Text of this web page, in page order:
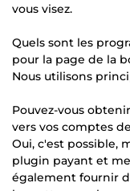
vous visez.
Quels sont les
pour la page de la
Nous utilisons
Pouvez-vous
vers vos comptes
Oui, c'est possible,
plugin payant et
également fournir